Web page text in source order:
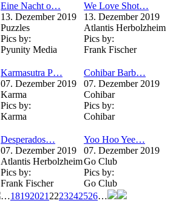
Eine Nacht o…
13. Dezember 2019
Puzzles
Pics by:
Pyunity Media
We Love Shot…
13. Dezember 2019
Atlantis Herbolzheim
Pics by:
Frank Fischer
Karmasutra P…
07. Dezember 2019
Karma
Pics by:
Karma
Cohibar Barb…
07. Dezember 2019
Cohibar
Pics by:
Cohibar
Desperados…
07. Dezember 2019
Atlantis Herbolzheim
Pics by:
Frank Fischer
Yoo Hoo Yee…
07. Dezember 2019
Go Club
Pics by:
Go Club
…18192021 2223242526…